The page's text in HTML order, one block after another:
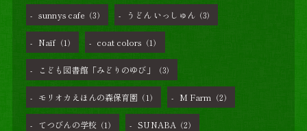
sunnys cafe （3） うどん いっしゅん（3）
Naïf（1） coat colors （1）
こども図書館「みどりのゆび」 （3）
モリオカえほんの森保育園 （1） M Farm （2）
てつびんの学校 （1） SUNABA （2）